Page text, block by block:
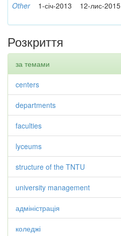
Other 1-січ-2013 12-лис-2015
Розкриття
за темами
centers
departments
faculties
lyceums
structure of the TNTU
university management
адміністрація
коледжі